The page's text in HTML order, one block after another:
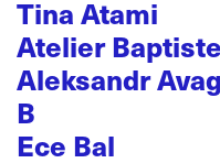
Tina Atami
Atelier
Aleksandr
B
Ece Bal